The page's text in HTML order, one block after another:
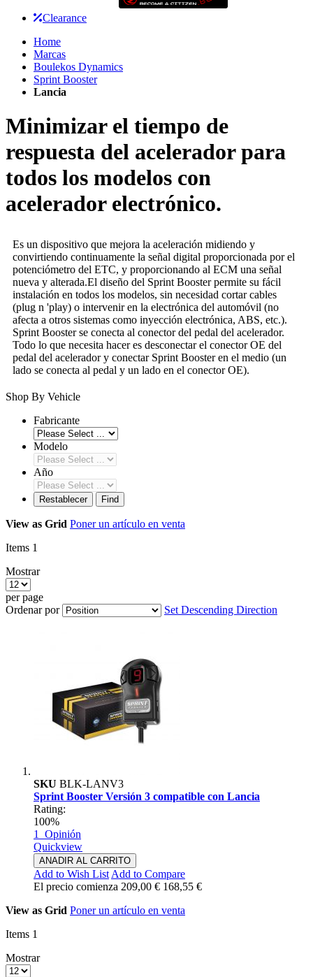
Clearance
Home
Marcas
Boulekos Dynamics
Sprint Booster
Lancia
Minimizar el tiempo de
respuesta del acelerador para
todos los modelos con
acelerador electrónico.
Es un dispositivo que mejora la aceleración midiendo y
convirtiendo continuamente la señal digital proporcionada por el
potenciómetro del ETC, y proporcionando al ECM una señal
nueva y alterada.El diseño del Sprint Booster permite su fácil
instalación en todos los modelos, sin necesidad cortar cables
(plug n 'play) o intervenir en la electrónica del automóvil (no
afecta a otros sistemas como inyección electrónica, ABS, etc.).
Sprint Booster se conecta al conector del pedal del acelerador.
Todo lo que necesita hacer es desconectar el conector OE del
pedal del acelerador y conectar Sprint Booster en el medio (un
lado se conecta al pedal y un lado en el conector OE).
Shop By Vehicle
Fabricante
Modelo
Año
Restablecer Find
View as Grid Poner un artículo en venta
Items 1
Mostrar
per page
Ordenar por
Set Descending Direction
SKU BLK-LANV3
Sprint Booster Versión 3 compatible con Lancia
Rating:
100%
1 Opinión
Quickview
ANADIR AL CARRITO
Add to Wish List Add to Compare
El precio comienza 209,00 € 168,55 €
View as Grid Poner un artículo en venta
Items 1
Mostrar